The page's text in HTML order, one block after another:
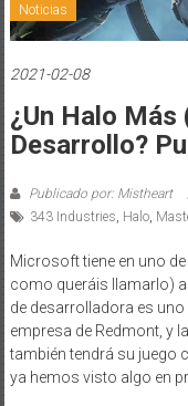
Noticias
2021-02-08
¿Un Halo
Desarrollo?
Publicado por: Mistheart
343 Industries Halo,
Microsoft tiene en uno
como queráis llamarlo)
de desarrolladora es
empresa de Redmont, y
también tendrá su juego
ya hemos visto algo en